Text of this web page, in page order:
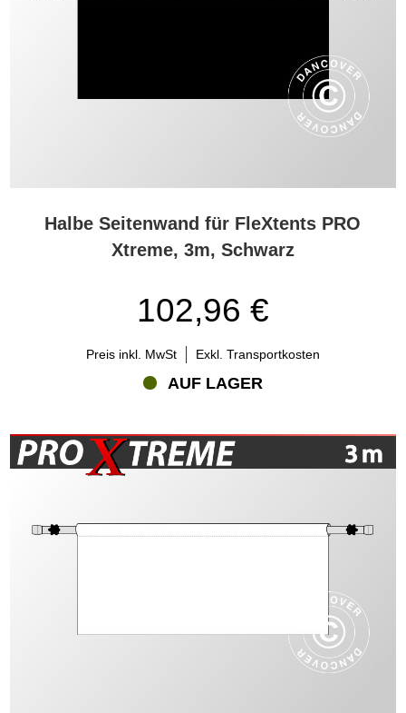
Halbe Seitenwand für FleXtents PRO
Xtreme, 3m, Schwarz
102,96 €
Preis inkl. MwSt Exkl. Transportkosten
AUF LAGER